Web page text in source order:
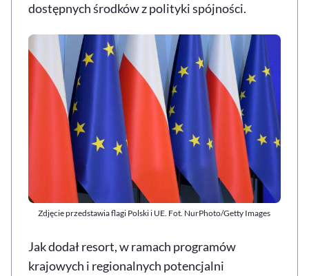
dostępnych środków z polityki spójności.
Zdjęcie przedstawia flagi Polski i UE. Fot. NurPhoto/Getty Images
Jak dodał resort, w ramach programów
krajowych i regionalnych potencjalni